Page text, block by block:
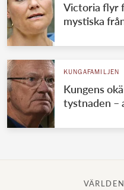
Victoria flyr
mystiska
KUNGAFAMILJEN
Kungens
tystnaden –